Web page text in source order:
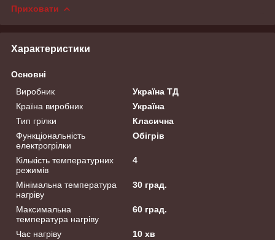
Приховати
Характеристики
Основні
Виробник
Україна ТД
Країна виробник
Україна
Тип грілки
Класична
Функціональність
електрогрілки
Обігрів
Кількість температурних
режимів
4
Мінімальна температура
нагріву
30 град.
Максимальна
температура нагріву
60 град.
Час нагріву
10 хв